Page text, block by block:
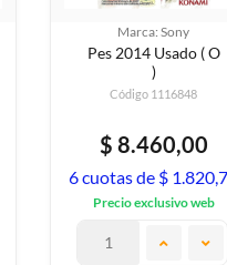
Marca: Sony
Pes 2014 Usado ( O
)
Código 1116848
$ 8.460,00
6 cuotas de $
Precio exclusivo web